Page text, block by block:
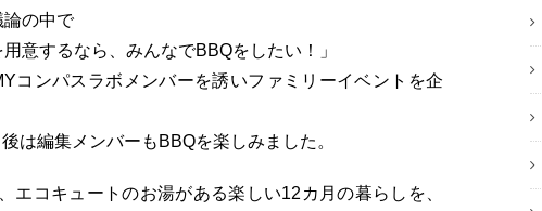
論の中で
意するなら、みんなでBBQをしたい！」
コンパスラボメンバーを誘いファミリーイベントを企
は編集メンバーもBBQを楽しみました。
エコキュートのお湯がある楽しい12カ月の暮らしを、